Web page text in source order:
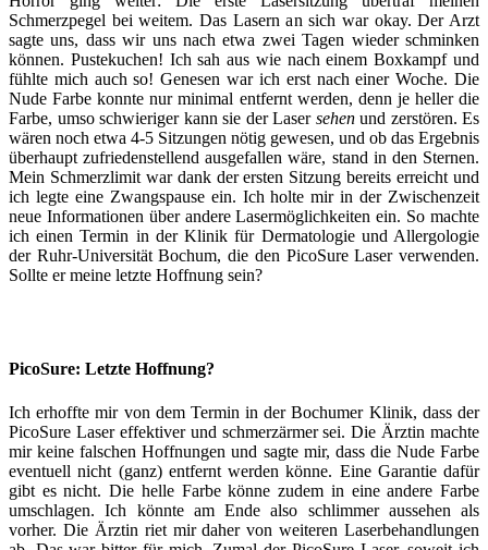
Schmerzpegel bei weitem. Das Lasern an sich war okay. Der Arzt
sagte uns, dass wir uns nach etwa zwei Tagen wieder schminken
können. Pustekuchen! Ich sah aus wie nach einem Boxkampf und
fühlte mich auch so! Genesen war ich erst nach einer Woche. Die
Nude Farbe konnte nur minimal entfernt werden, denn je heller die
Farbe, umso schwieriger kann sie der Laser sehenund zerstören. Es
wären noch etwa 4-5 Sitzungen nötig gewesen, und ob das Ergebnis
überhaupt zufriedenstellend ausgefallen wäre, stand in den Sternen.
Mein Schmerzlimit war dank der ersten Sitzung bereits erreicht und
ich legte eine Zwangspause ein. Ich holte mir in der Zwischenzeit
neue Informationen über andere Lasermöglichkeiten ein. So machte
ich einen Termin in der Klinik für Dermatologie und Allergologie
der Ruhr-Universität Bochum, die den PicoSure Laser verwenden.
Sollte er meine letzte Hoffnung sein?
PicoSure: Letzte Hoffnung?
Ich erhoffte mir von dem Termin in der Bochumer Klinik, dass der
PicoSure Laser effektiver und schmerzärmer sei. Die Ärztin machte
mir keine falschen Hoffnungen und sagte mir, dass die Nude Farbe
eventuell nicht (ganz) entfernt werden könne. Eine Garantie dafür
gibt es nicht. Die helle Farbe könne zudem in eine andere Farbe
umschlagen. Ich könnte am Ende also schlimmer aussehen als
vorher. Die Ärztin riet mir daher von weiteren Laserbehandlungen